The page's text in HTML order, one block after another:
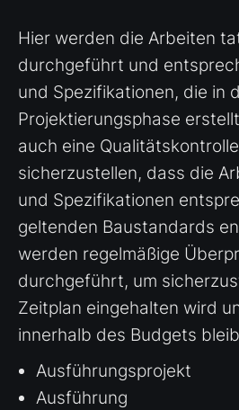
Hier werden die Arbeiten
durchgeführt und
und Spezifikationen, die in
Projektierungsphase
auch eine
sicherzustellen, dass die
und Spezifikationen
geltenden Baustandards
werden regelmäßige
durchgeführt, um
Zeitplan eingehalten wird
innerhalb des Budgets
Ausführungsprojekt
Ausführung